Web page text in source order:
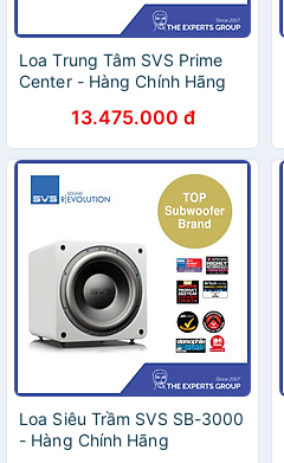
Loa Trung Tâm SVS Prime
Center - Hàng Chính Hãng
13.475.000 đ
Loa Siêu Trầm SVS SB-3000
- Hàng Chính Hãng